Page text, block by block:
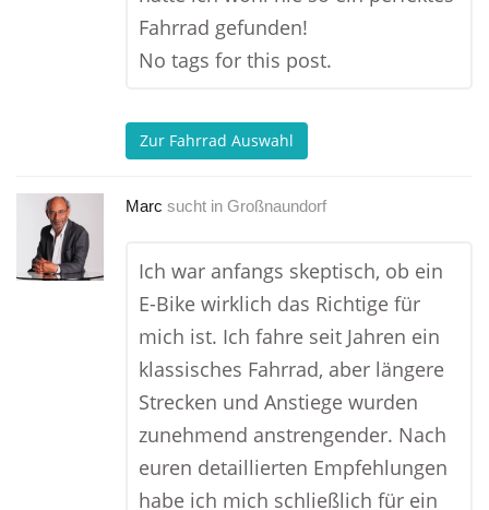
Fahrrad gefunden!
No tags for this post.
Zur Fahrrad Auswahl
Marc sucht in Großnaundorf
Ich war anfangs skeptisch, ob ein
E-Bike wirklich das Richtige für
mich ist. Ich fahre seit Jahren ein
klassisches Fahrrad, aber längere
Strecken und Anstiege wurden
zunehmend anstrengender. Nach
euren detaillierten Empfehlungen
habe ich mich schließlich für ein